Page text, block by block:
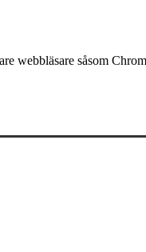
webbläsare såsom